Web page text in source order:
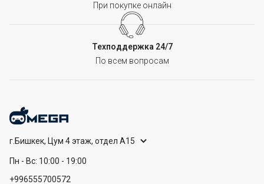
При покупке онлайн
Техподдержка 24/7
По всем вопросам
г.Бишкек, Цум 4 этаж, отдел А15
Пн - Вс: 10:00 - 19:00
+996555700572